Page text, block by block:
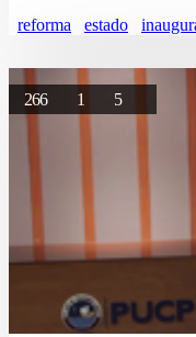
reforma estado
266 1 5